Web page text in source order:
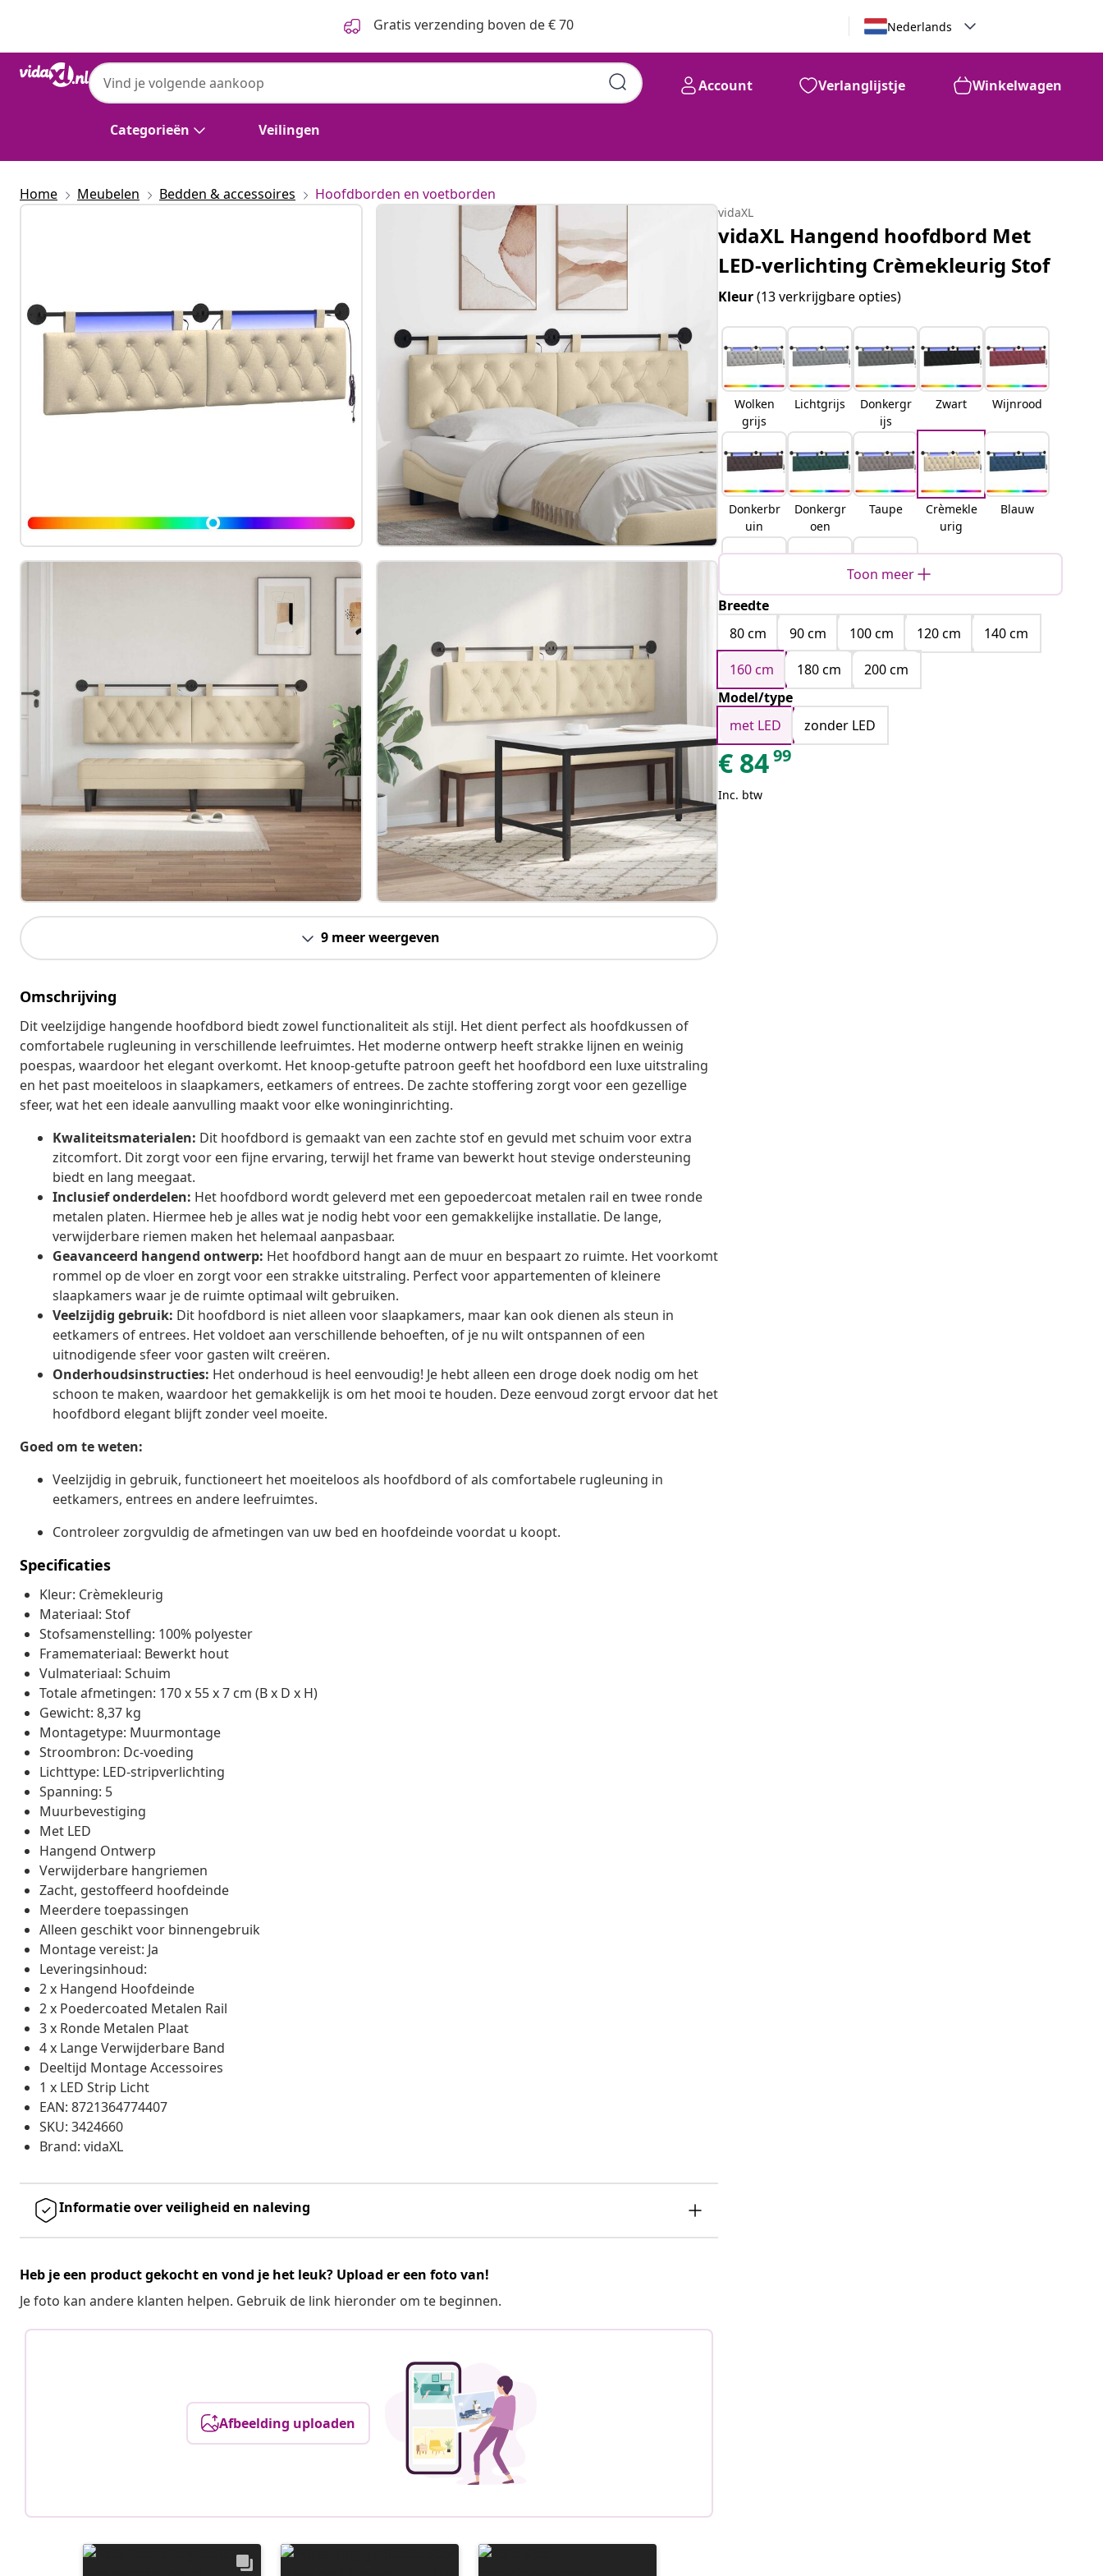
Gratis verzending boven de € 70 Nederlands
Categorieën Veilingen
Account Verlanglijstje Winkelwagen
Home Meubelen Bedden & accessoires Hoofdborden en voetborden
9 meer weergeven
Omschrijving
Dit veelzijdige hangende hoofdbord biedt zowel functionaliteit als stijl. Het dient perfect als hoofdkussen of
comfortabele rugleuning in verschillende leefruimtes. Het moderne ontwerp heeft strakke lijnen en weinig
poespas, waardoor het elegant overkomt. Het knoop-getufte patroon geeft het hoofdbord een luxe uitstraling
en het past moeiteloos in slaapkamers, eetkamers of entrees. De zachte stoffering zorgt voor een gezellige
sfeer, wat het een ideale aanvulling maakt voor elke woninginrichting.
Kwaliteitsmaterialen: Dit hoofdbord is gemaakt van een zachte stof en gevuld met schuim voor extra
zitcomfort. Dit zorgt voor een fijne ervaring, terwijl het frame van bewerkt hout stevige ondersteuning
biedt en lang meegaat.
Inclusief onderdelen: Het hoofdbord wordt geleverd met een gepoedercoat metalen rail en twee ronde
metalen platen. Hiermee heb je alles wat je nodig hebt voor een gemakkelijke installatie. De lange,
verwijderbare riemen maken het helemaal aanpasbaar.
Geavanceerd hangend ontwerp: Het hoofdbord hangt aan de muur en bespaart zo ruimte. Het voorkomt
rommel op de vloer en zorgt voor een strakke uitstraling. Perfect voor appartementen of kleinere
slaapkamers waar je de ruimte optimaal wilt gebruiken.
Veelzijdig gebruik: Dit hoofdbord is niet alleen voor slaapkamers, maar kan ook dienen als steun in
eetkamers of entrees. Het voldoet aan verschillende behoeften, of je nu wilt ontspannen of een
uitnodigende sfeer voor gasten wilt creëren.
Onderhoudsinstructies: Het onderhoud is heel eenvoudig! Je hebt alleen een droge doek nodig om het
schoon te maken, waardoor het gemakkelijk is om het mooi te houden. Deze eenvoud zorgt ervoor dat het
hoofdbord elegant blijft zonder veel moeite.
Goed om te weten:
Veelzijdig in gebruik, functioneert het moeiteloos als hoofdbord of als comfortabele rugleuning in
eetkamers, entrees en andere leefruimtes.
Controleer zorgvuldig de afmetingen van uw bed en hoofdeinde voordat u koopt.
Specificaties
Kleur: Crèmekleurig
Materiaal: Stof
Stofsamenstelling: 100% polyester
Framemateriaal: Bewerkt hout
Vulmateriaal: Schuim
Totale afmetingen: 170 x 55 x 7 cm (B x D x H)
Gewicht: 8,37 kg
Montagetype: Muurmontage
Stroombron: Dc-voeding
Lichttype: LED-stripverlichting
Spanning: 5
Muurbevestiging
Met LED
Hangend Ontwerp
Verwijderbare hangriemen
Zacht, gestoffeerd hoofdeinde
Meerdere toepassingen
Alleen geschikt voor binnengebruik
Montage vereist: Ja
Leveringsinhoud:
2 x Hangend Hoofdeinde
2 x Poedercoated Metalen Rail
3 x Ronde Metalen Plaat
4 x Lange Verwijderbare Band
Deeltijd Montage Accessoires
1 x LED Strip Licht
EAN: 8721364774407
SKU: 3424660
Brand: vidaXL
Informatie over veiligheid en naleving
Heb je een product gekocht en vond je het leuk? Upload er een foto van!
Je foto kan andere klanten helpen. Gebruik de link hieronder om te beginnen.
Afbeelding uploaden
vidaXL
vidaXL Hangend hoofdbord Met
LED-verlichting Crèmekleurig Stof
Kleur(13 verkrijgbare opties)
Wolken
grijs
Lichtgrijs
Donkergr
ijs
Zwart Wijnrood
Donkerbr
uin
Donkergr
oen
Taupe
Crèmekle
urig
Blauw
Wit Roze
Jeans
blauw
Toon meer
Breedte
80 cm
90 cm 100 cm 120 cm
140 cm
160 cm
180 cm
200 cm
Model/type
met LED
zonder LED
€ 8499
Inc. btw